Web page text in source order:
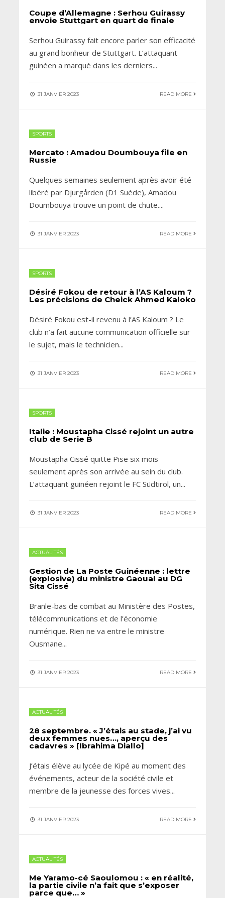
Coupe d’Allemagne : Serhou Guirassy
envoie Stuttgart en quart de finale
Serhou Guirassy fait encore parler son efficacité
au grand bonheur de Stuttgart. L’attaquant
guinéen a marqué dans les derniers...
31 JANVIER 2023 READ MORE
SPORTS
Mercato : Amadou Doumbouya file en
Russie
Quelques semaines seulement après avoir été
libéré par Djurgården (D1 Suède), Amadou
Doumbouya trouve un point de chute....
31 JANVIER 2023 READ MORE
SPORTS
Désiré Fokou de retour à l’AS Kaloum ?
Les précisions de Cheick Ahmed Kaloko
Désiré Fokou est-il revenu à l’AS Kaloum ? Le
club n’a fait aucune communication officielle sur
le sujet, mais le technicien...
31 JANVIER 2023 READ MORE
SPORTS
Italie : Moustapha Cissé rejoint un autre
club de Serie B
Moustapha Cissé quitte Pise six mois
seulement après son arrivée au sein du club.
L’attaquant guinéen rejoint le FC Südtirol, un...
31 JANVIER 2023 READ MORE
ACTUALITÉS
Gestion de La Poste Guinéenne : lettre
(explosive) du ministre Gaoual au DG
Sita Cissé
Branle-bas de combat au Ministère des Postes,
télécommunications et de l’économie
numérique. Rien ne va entre le ministre
Ousmane...
31 JANVIER 2023 READ MORE
ACTUALITÉS
28 septembre. « J’étais au stade, j’ai vu
deux femmes nues…, aperçu des
cadavres » [Ibrahima Diallo]
J’étais élève au lycée de Kipé au moment des
événements, acteur de la société civile et
membre de la jeunesse des forces vives...
31 JANVIER 2023 READ MORE
ACTUALITÉS
Me Yaramo-cé Saoulomou : « en réalité,
la partie civile n’a fait que s’exposer
parce que… »